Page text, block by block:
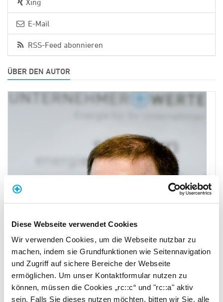
Diese Webseite verwendet Cookies
Wir verwenden Cookies, um die Webseite nutzbar zu
machen, indem sie Grundfunktionen wie Seitennavigation
und Zugriff auf sichere Bereiche der Webseite
ermöglichen. Um unser Kontaktformular nutzen zu
können, müssen die Cookies „rc::c“ und "rc::a" aktiv
sein. Falls Sie dieses nutzen möchten, bitten wir Sie, alle
Xing
E-Mail
RSS-Feed abonnieren
ÜBER DEN AUTOR